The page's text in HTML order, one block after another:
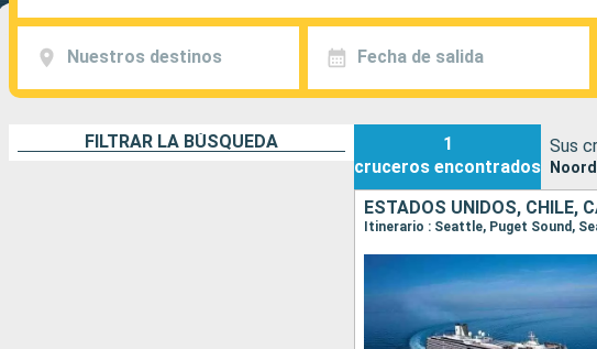
Nuestros destinos Fecha de salida
FILTRAR LA BÚSQUEDA
1
cruceros encontrados
Sus
ESTADOS UNIDOS, CHILE,